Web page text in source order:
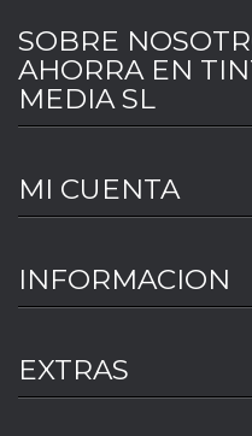
SOBRE
AHORRA EN
MEDIA SL
MI CUENTA
INFORMACION
EXTRAS